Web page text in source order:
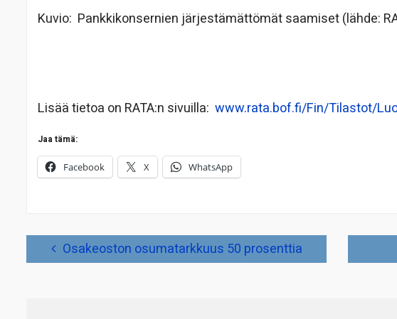
Kuvio: Pankkikonsernien järjestämättömät saamiset (lähde:
Lisää tietoa on RATA:n sivuilla: www.rata.bof.fi/Fin/Tilastot/
Jaa tämä:
Facebook X WhatsApp
ArtikkelienOsakeoston osumatarkkuus 50 prosenttia